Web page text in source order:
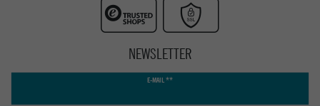
NEWSLETTER
E-MAIL **